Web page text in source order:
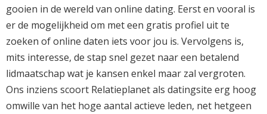
gooien in de wereld van online dating. Eerst en vooral is
er de mogelijkheid om met een gratis profiel uit te
zoeken of online daten iets voor jou is. Vervolgens is,
mits interesse, de stap snel gezet naar een betalend
lidmaatschap wat je kansen enkel maar zal vergroten.
Ons inziens scoort Relatieplanet als datingsite erg hoog
omwille van het hoge aantal actieve leden, net hetgeen